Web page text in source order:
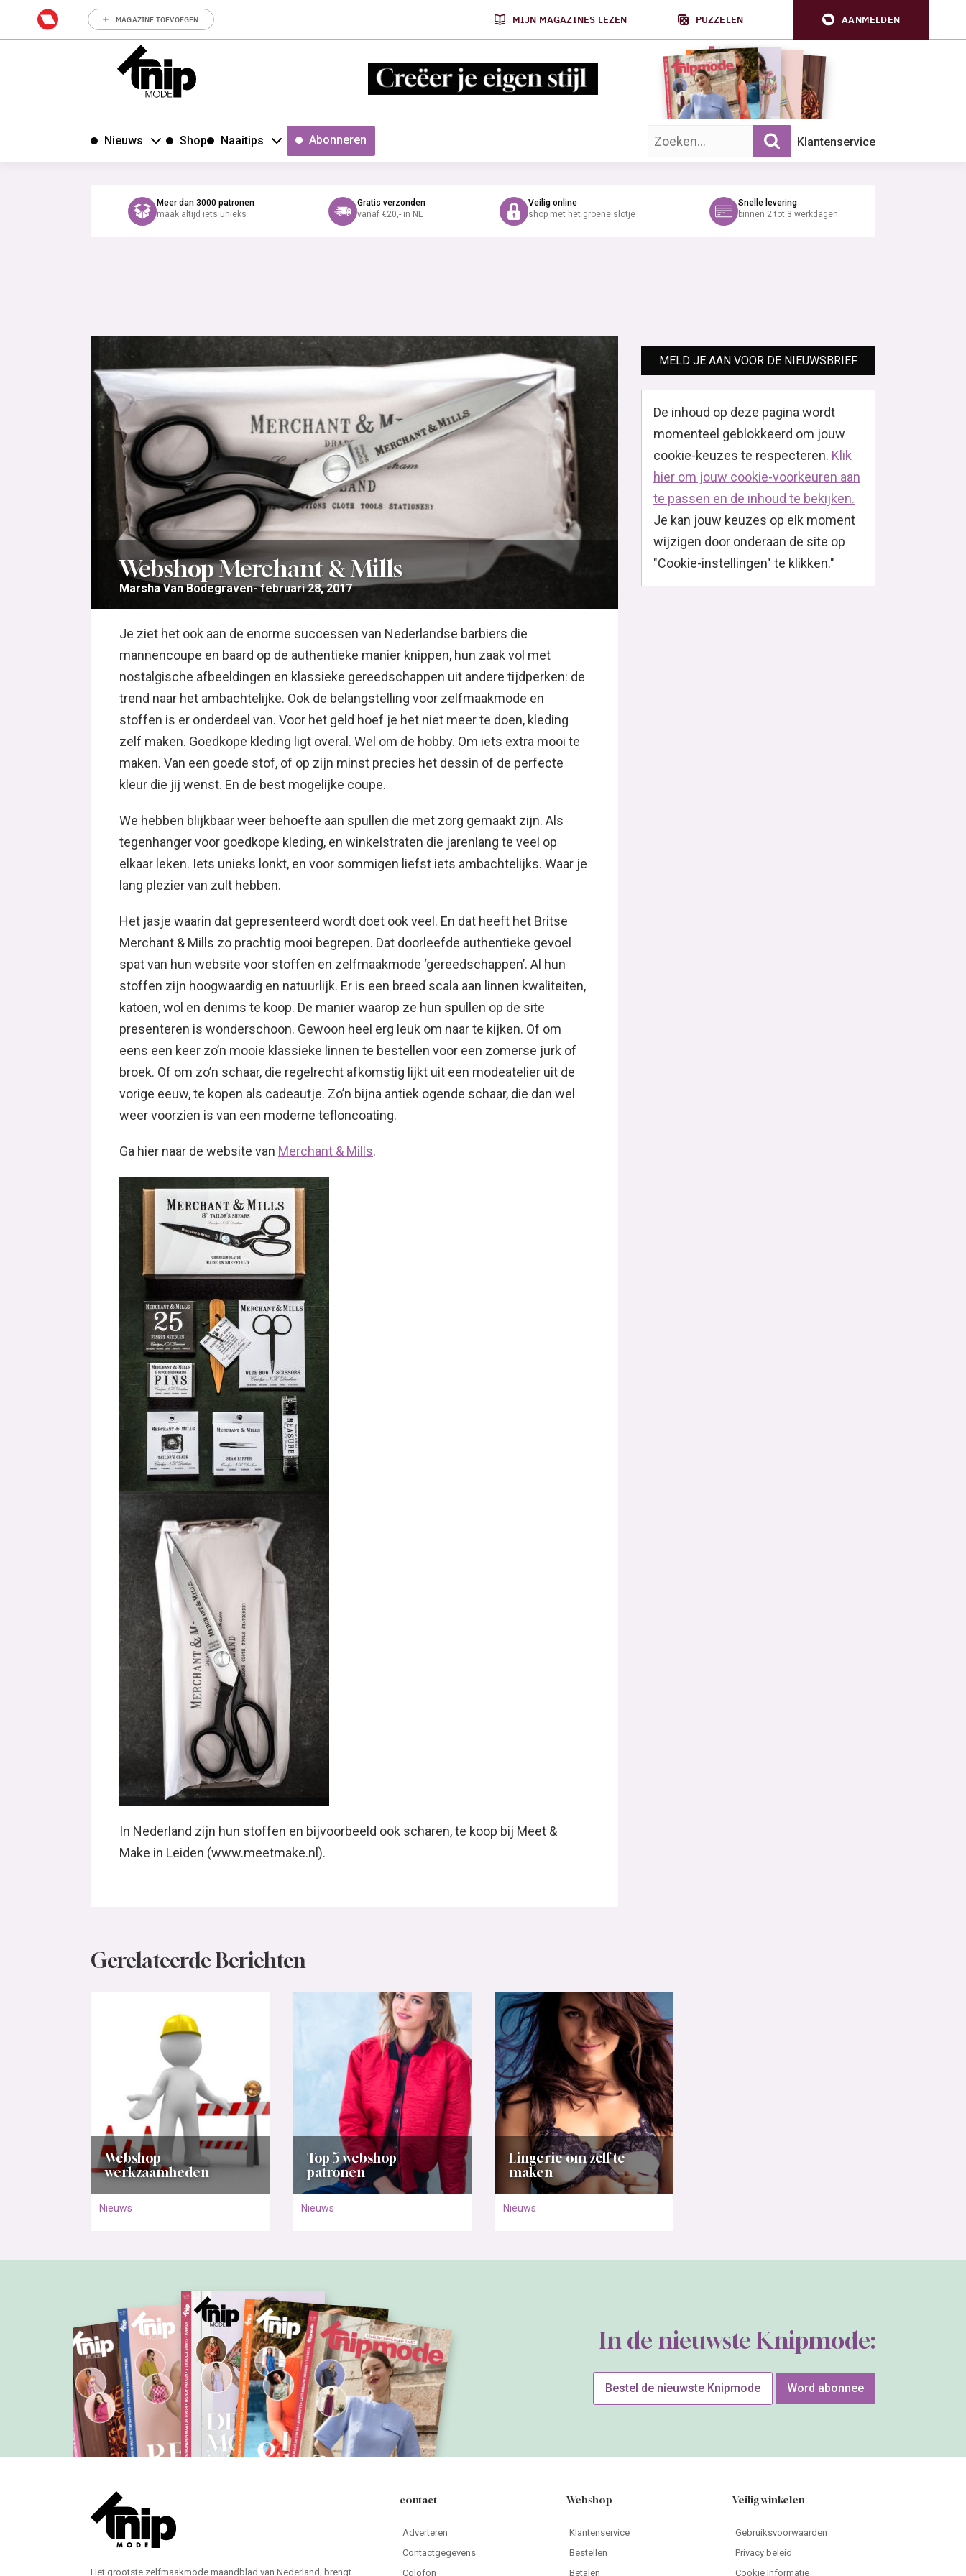
MAGAZINE TOEVOEGEN MIJN MAGAZINES LEZEN PUZZELEN AANMELDEN
Nieuws Shop Naaitips Abonneren Zoek op trefwoord: Klantenservice
Meer dan 3000 patronen
maak altijd iets unieks
Gratis verzonden
vanaf €20,- in NL
Veilig online
shop met het groene slotje
Snelle levering
binnen 2 tot 3 werkdagen
Webshop Merchant & Mills
Marsha Van Bodegraven februari 28, 2017
Je ziet het ook aan de enorme successen van Nederlandse barbiers die
mannencoupe en baard op de authentieke manier knippen, hun zaak vol met
nostalgische afbeeldingen en klassieke gereedschappen uit andere tijdperken: de
trend naar het ambachtelijke. Ook de belangstelling voor zelfmaakmode en
stoffen is er onderdeel van. Voor het geld hoef je het niet meer te doen, kleding
zelf maken. Goedkope kleding ligt overal. Wel om de hobby. Om iets extra mooi te
maken. Van een goede stof, of op zijn minst precies het dessin of de perfecte
kleur die jij wenst. En de best mogelijke coupe.
We hebben blijkbaar weer behoefte aan spullen die met zorg gemaakt zijn. Als
tegenhanger voor goedkope kleding, en winkelstraten die jarenlang te veel op
elkaar leken. Iets unieks lonkt, en voor sommigen liefst iets ambachtelijks. Waar je
lang plezier van zult hebben.
Het jasje waarin dat gepresenteerd wordt doet ook veel. En dat heeft het Britse
Merchant & Mills zo prachtig mooi begrepen. Dat doorleefde authentieke gevoel
spat van hun website voor stoffen en zelfmaakmode ‘gereedschappen’. Al hun
stoffen zijn hoogwaardig en natuurlijk. Er is een breed scala aan linnen kwaliteiten,
katoen, wol en denims te koop. De manier waarop ze hun spullen op de site
presenteren is wonderschoon. Gewoon heel erg leuk om naar te kijken. Of om
eens een keer zo’n mooie klassieke linnen te bestellen voor een zomerse jurk of
broek. Of om zo’n schaar, die regelrecht afkomstig lijkt uit een modeatelier uit de
vorige eeuw, te kopen als cadeautje. Zo’n bijna antiek ogende schaar, die dan wel
weer voorzien is van een moderne tefloncoating.
Ga hier naar de website van Merchant & Mills.
In Nederland zijn hun stoffen en bijvoorbeeld ook scharen, te koop bij Meet &
Make in Leiden (www.meetmake.nl).
MELD JE AAN VOOR DE NIEUWSBRIEF
De inhoud op deze pagina wordt
momenteel geblokkeerd om jouw
cookie-keuzes te respecteren. Klik
hier om jouw cookie-voorkeuren aan
te passen en de inhoud te bekijken.
Je kan jouw keuzes op elk moment
wijzigen door onderaan de site op
"Cookie-instellingen" te klikken."
Gerelateerde Berichten
Webshop
werkzaamheden
Nieuws
Top 5 webshop
patronen
Nieuws
Lingerie om zelf te
maken
Nieuws
In de nieuwste Knipmode:
Bestel de nieuwste Knipmode Word abonnee
Het grootste zelfmaakmode maandblad van Nederland, brengt
contact
Adverteren
Contactgegevens
Colofon
Webshop
Klantenservice
Bestellen
Betalen
Veilig winkelen
Gebruiksvoorwaarden
Privacy beleid
Cookie Informatie